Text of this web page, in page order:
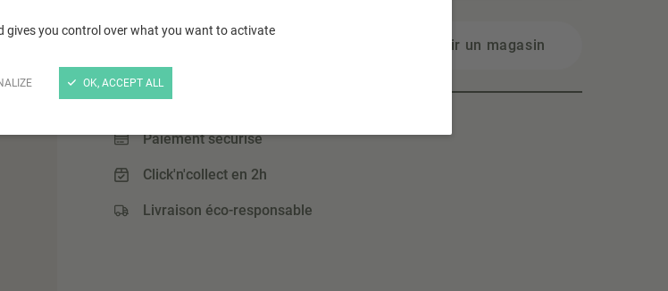
gives you control over what you want to activate
OK, ACCEPT ALL
Choisir un magasin
Paiement sécurisé
Click'n'collect en 2h
Livraison éco-responsable